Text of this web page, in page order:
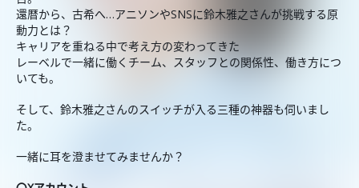
還暦から、古希へ…アニソンやSNSに鈴木雅之さんが挑戦する原
動力とは？
キャリアを重ねる中で考え方の変わってきた
レーベルで一緒に働くチーム、スタッフとの関係性、働き方につ
いても。
そして、鈴木雅之さんのスイッチが入る三種の神器も伺いまし
た。
一緒に耳を澄ませてみませんか？